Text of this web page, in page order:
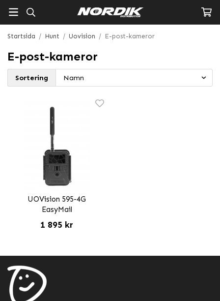
Startsida / Hunt / Uovision / E-post-kameror
E-post-kameror
Sortering
UOVision 595-4G
EasyMail
1 895 kr